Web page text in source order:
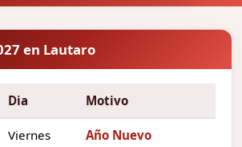
en Lautaro
Dia Motivo
Viernes Año Nuevo